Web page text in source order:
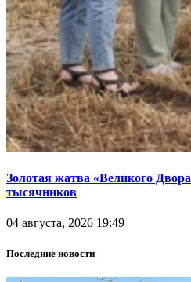
Золотая жатва «Великого
тысячников
04 августа, 2026 19:49
Последние новости